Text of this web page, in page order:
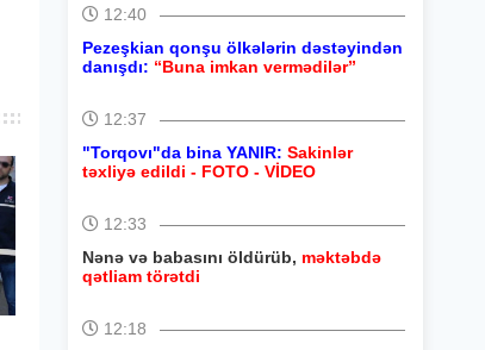
12:40
Pezeşkian qonşu ölkələrin dəstəyindən
danışdı: “Buna imkan vermədilər”
12:37
"Torqovı"da bina YANIR: Sakinlər
təxliyə edildi - FOTO - VİDEO
12:33
Nənə və babasını öldürüb, məktəbdə
qətliam törətdi
12:18